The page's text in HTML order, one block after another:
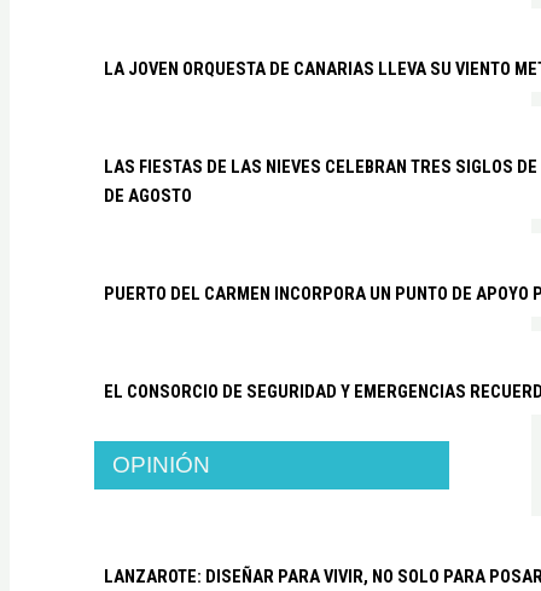
LA JOVEN ORQUESTA DE CANARIAS LLEVA SU VIENTO
LAS FIESTAS DE LAS NIEVES CELEBRAN TRES SIGLOS
DE AGOSTO
PUERTO DEL CARMEN INCORPORA UN PUNTO DE
EL CONSORCIO DE SEGURIDAD Y EMERGENCIAS
OPINIÓN
LANZAROTE: DISEÑAR PARA VIVIR, NO SOLO PARA